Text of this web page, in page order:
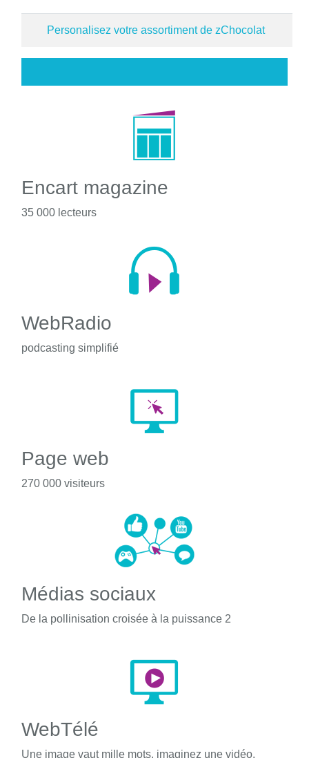
Personalisez votre assortiment de zChocolat
Encart magazine
35 000 lecteurs
WebRadio
podcasting simplifié
Page web
270 000 visiteurs
Médias sociaux
De la pollinisation croisée à la puissance 2
WebTélé
Une image vaut mille mots, imaginez une vidéo.